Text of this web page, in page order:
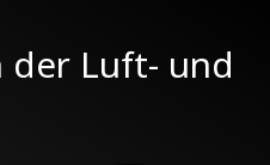
der Luft- und